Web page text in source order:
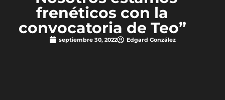
frenéticos con la
convocatoria de Teo”
septiembre 30, 2022 Edgard González